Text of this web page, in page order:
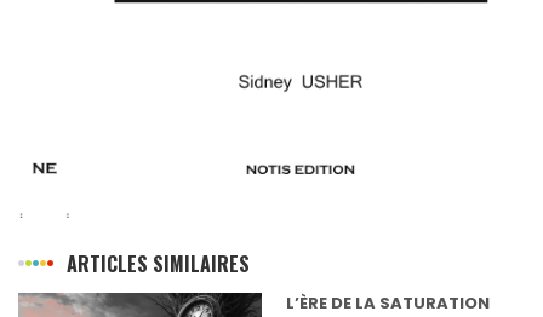
ARTICLES SIMILAIRES
L’ÈRE DE LA SATURATION